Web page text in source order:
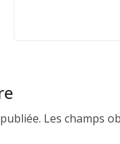
Les champs